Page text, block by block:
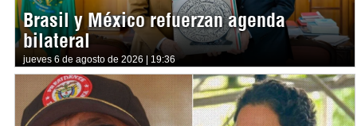
Brasil y México refuerzan agenda
bilateral
jueves 6 de agosto de 2026 | 19:36